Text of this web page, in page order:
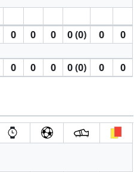
0 0 0 0 (0) 0 0
0 0 0 0 (0) 0 0